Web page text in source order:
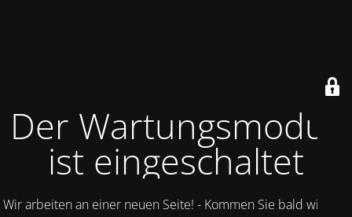
Der Wartungsmodus
ist eingeschaltet
Wir arbeiten an einer neuen Seite! - Kommen Sie bald wieder.